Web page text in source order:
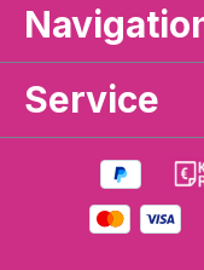
Service